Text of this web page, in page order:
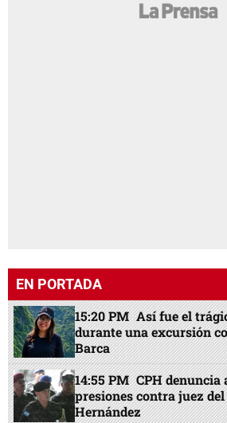
EN PORTADA
15:20 PM Así fue el
durante una excursión
Barca
14:55 PM CPH denuncia
presiones contra juez
Hernández